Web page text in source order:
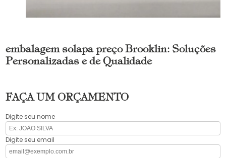
embalagem solapa preço Brooklin: Soluções
Personalizadas e de Qualidade
FAÇA UM ORÇAMENTO
Digite seu nome
Digite seu email